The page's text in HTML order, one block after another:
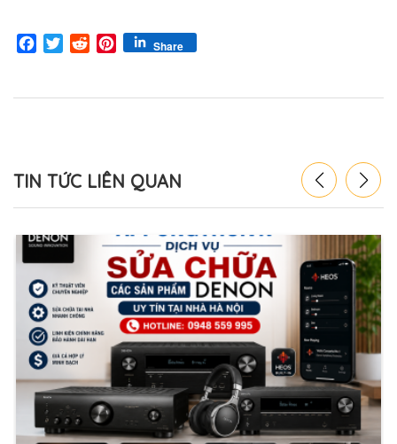
Facebook
TwitterRedditPinterest
Share
TIN TỨC LIÊN QUAN